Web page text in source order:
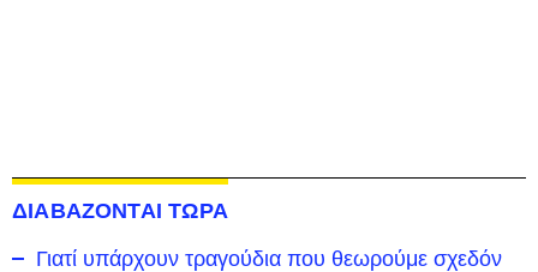
ΔΙΑΒΑΖΟΝΤΑΙ ΤΩΡΑ
Γιατί υπάρχουν τραγούδια που θεωρούμε σχεδόν